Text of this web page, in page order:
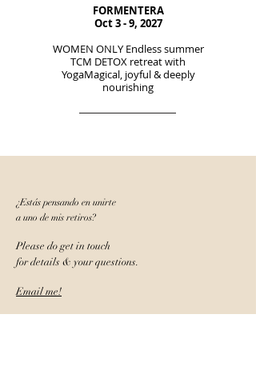
FORMENTERA
​Oct 3 - 9, 2027
WOMEN ONLY Endless summer
TCM DETOX retreat with
YogaMagical, joyful & deeply
nourishing
¿Estás pensando en unirte
a uno de mis retiros?
Please do get in touch
for details & your questions.
Email me!